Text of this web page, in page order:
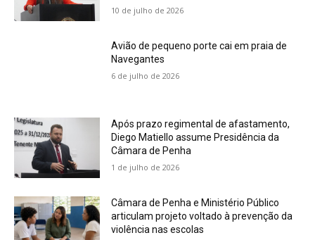
10 de julho de 2026
Avião de pequeno porte cai em praia de
Navegantes
6 de julho de 2026
Após prazo regimental de afastamento,
Diego Matiello assume Presidência da
Câmara de Penha
1 de julho de 2026
Câmara de Penha e Ministério Público
articulam projeto voltado à prevenção da
violência nas escolas